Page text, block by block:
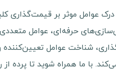
عوامل موثر بر قیمت‌گذاری
حرفه‌ای، عوامل
شناخت عوامل
با ما همراه شوید تا پرده از